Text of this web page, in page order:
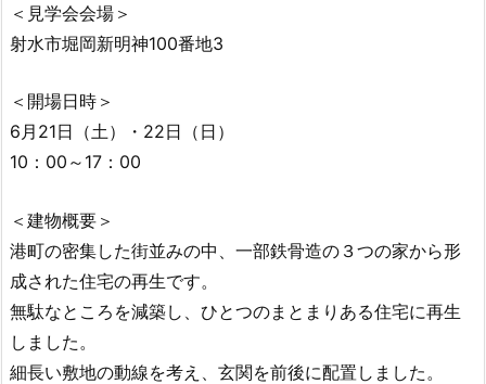
＜見学会会場＞
射水市堀岡新明神100番地3
＜開場日時＞
6月21日（土）・22日（日）
10：00～17：00
＜建物概要＞
港町の密集した街並みの中、一部鉄骨造の３つの家から形
成された住宅の再生です。
無駄なところを減築し、ひとつのまとまりある住宅に再生
しました。
細長い敷地の動線を考え、玄関を前後に配置しました。